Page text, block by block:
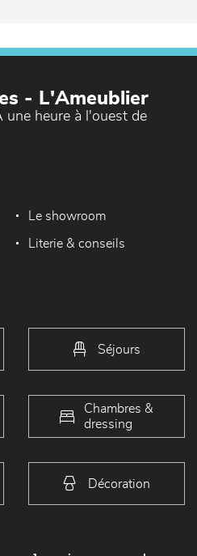
- L'Ameublier
heure à l'ouest de
Le showroom
Literie & conseils
Séjours
Chambres &
dressing
Décoration